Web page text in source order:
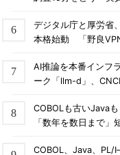
デジタル庁と厚労省
本格始動 「野良
AI推論を本番インフ
ーク「llm-d」、
COBOLも古いJava
「数年を数日まで」
COBOL、Java、